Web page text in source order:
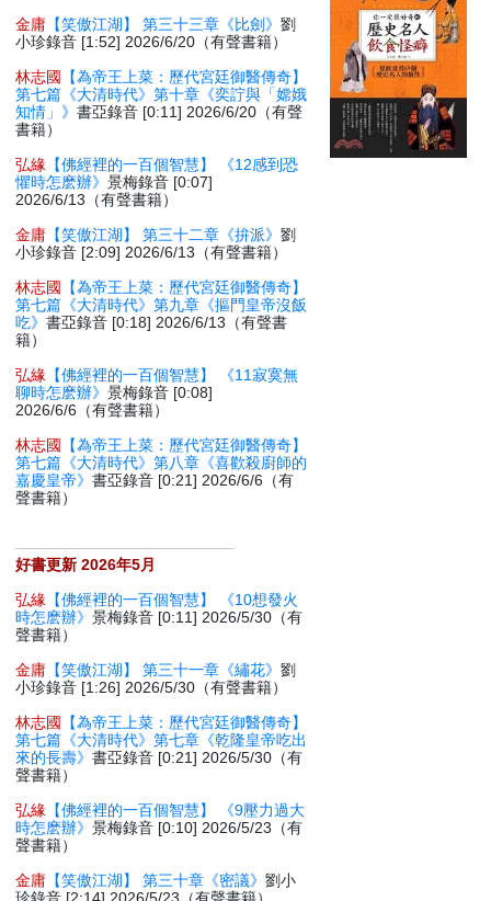
金庸 【笑傲江湖】 第三十三章《比劍》劉
小珍錄音 [1:52] 2026/6/20（有聲書籍）
林志國
【為帝王上菜：歷代宮廷御醫傳奇】
第七篇《大清時代》第十章《奕詝與「嫦娥
知情」》書亞錄音 [0:11] 2026/6/20（有聲
書籍）
弘緣 【佛經裡的一百個智慧】 《12感到恐
懼時怎麽辦》景梅錄音 [0:07]
2026/6/13（有聲書籍）
金庸 【笑傲江湖】 第三十二章《拚派》劉
小珍錄音 [2:09] 2026/6/13（有聲書籍）
林志國
【為帝王上菜：歷代宮廷御醫傳奇】
第七篇《大清時代》第九章《摳門皇帝沒飯
吃》書亞錄音 [0:18] 2026/6/13（有聲書
籍）
弘緣 【佛經裡的一百個智慧】 《11寂寞無
聊時怎麽辦》景梅錄音 [0:08]
2026/6/6（有聲書籍）
林志國
【為帝王上菜：歷代宮廷御醫傳奇】
第七篇《大清時代》第八章《喜歡殺廚師的
嘉慶皇帝》書亞錄音 [0:21] 2026/6/6（有
聲書籍）
好書更新 2026年5月
弘緣 【佛經裡的一百個智慧】 《10想發火
時怎麽辦》景梅錄音 [0:11] 2026/5/30（有
聲書籍）
金庸 【笑傲江湖】 第三十一章《繡花》劉
小珍錄音 [1:26] 2026/5/30（有聲書籍）
林志國
【為帝王上菜：歷代宮廷御醫傳奇】
第七篇《大清時代》第七章《乾隆皇帝吃出
來的長壽》書亞錄音 [0:21] 2026/5/30（有
聲書籍）
弘緣 【佛經裡的一百個智慧】 《9壓力過大
時怎麽辦》景梅錄音 [0:10] 2026/5/23（有
聲書籍）
金庸 【笑傲江湖】 第三十章《密議》劉小